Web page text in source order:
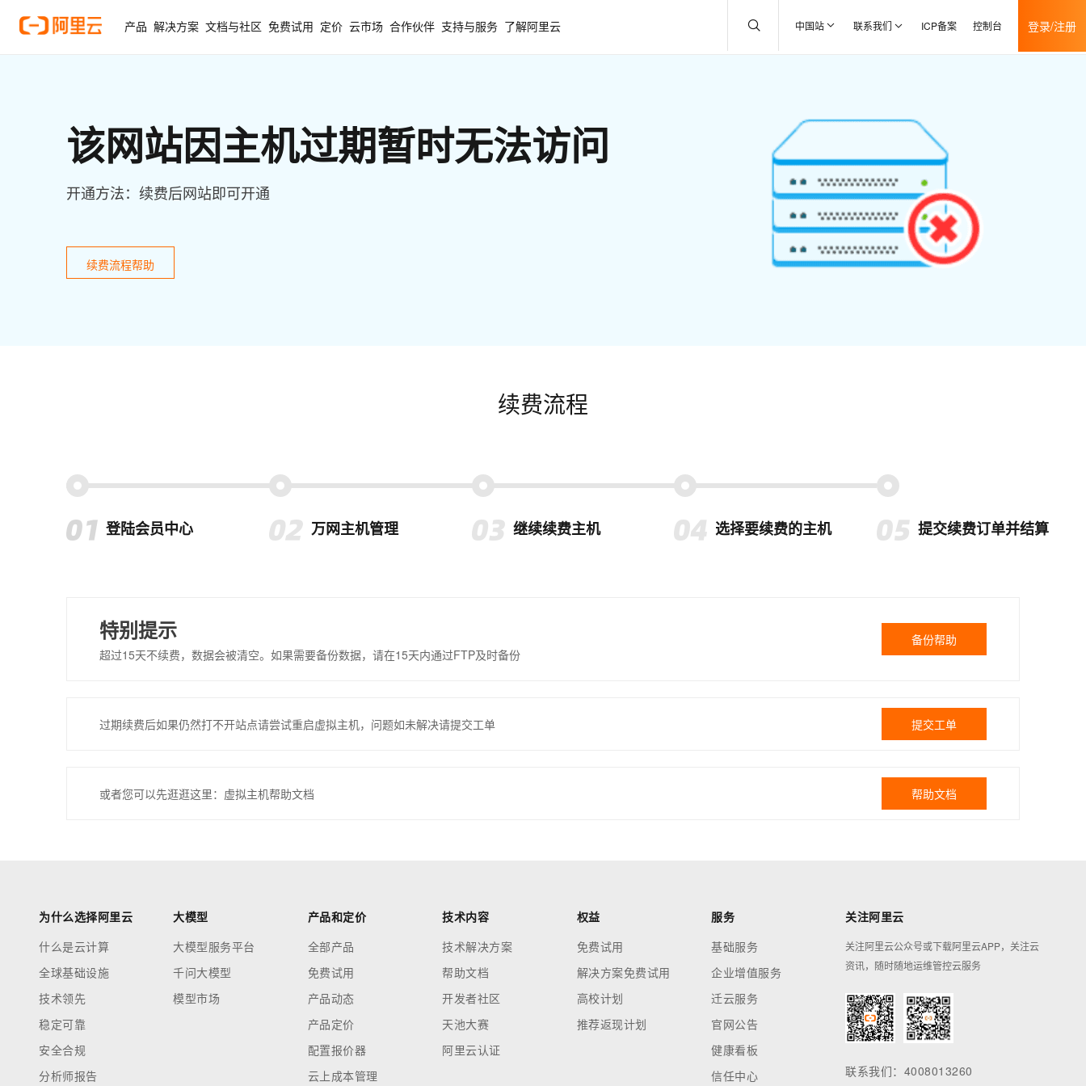
产品 解决方案 文档与社区 免费试用 定价 云市场 合作伙伴 支持与服务 了解阿里云 中国站 联系我们 ICP备案 控制台 登录/注册
该网站因主机过期暂时无法访问
开通方法：续费后网站即可开通
续费流程帮助
续费流程
登陆会员中心 万网主机管理 继续续费主机 选择要续费的主机 提交续费订单并结算
特别提示
超过15天不续费，数据会被清空。如果需要备份数据，请在15天内通过FTP及时备份
备份帮助
过期续费后如果仍然打不开站点请尝试重启虚拟主机，问题如未解决请提交工单 提交工单
或者您可以先逛逛这里：虚拟主机帮助文档 帮助文档